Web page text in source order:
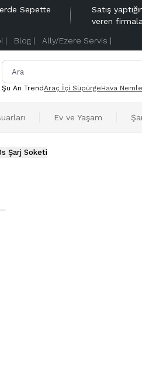
Sepette
Satış
veren
| Blog | Ally/Ezere Servis |
Şu An TrendAraç İçi SüpürgeHava
Ev ve Yaşam
Reeder P10s Şarj Soketi